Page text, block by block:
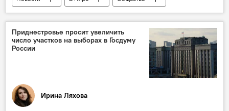
Приднестровье просит увеличить
число участков на выборах в Госдуму
России
Ирина Ляхова